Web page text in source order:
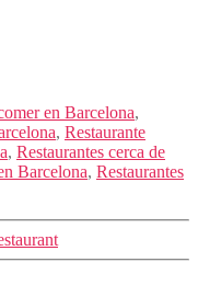
en Barcelona,
, Restaurante
, Restaurantes cerca de
Barcelona, Restaurantes